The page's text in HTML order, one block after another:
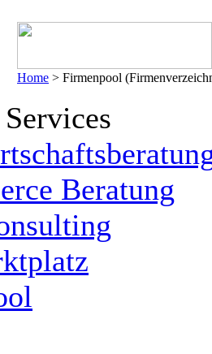
Home > Firmenpool
Beratung